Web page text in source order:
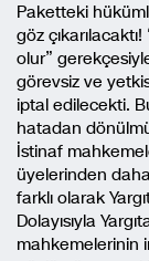
Paketteki
göz
olur”
görevsiz ve
iptal edilecekti.
hatadan
İstinaf
üyelerinden
farklı olarak
Dolayısıyla
mahkemelerinin